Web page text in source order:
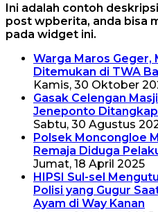
Ini adalah contoh
post wpberita, anda bisa
pada widget ini.
Warga Maros Geger,
Ditemukan di TWA
Kamis, 30 Oktober
Gasak Celengan
Jeneponto
Sabtu, 30 Agustus
Polsek Moncongloe
Remaja Diduga
Jumat, 18 April 2025
HIPSI Sul-sel
Polisi yang Gugur
Ayam di Way Kanan